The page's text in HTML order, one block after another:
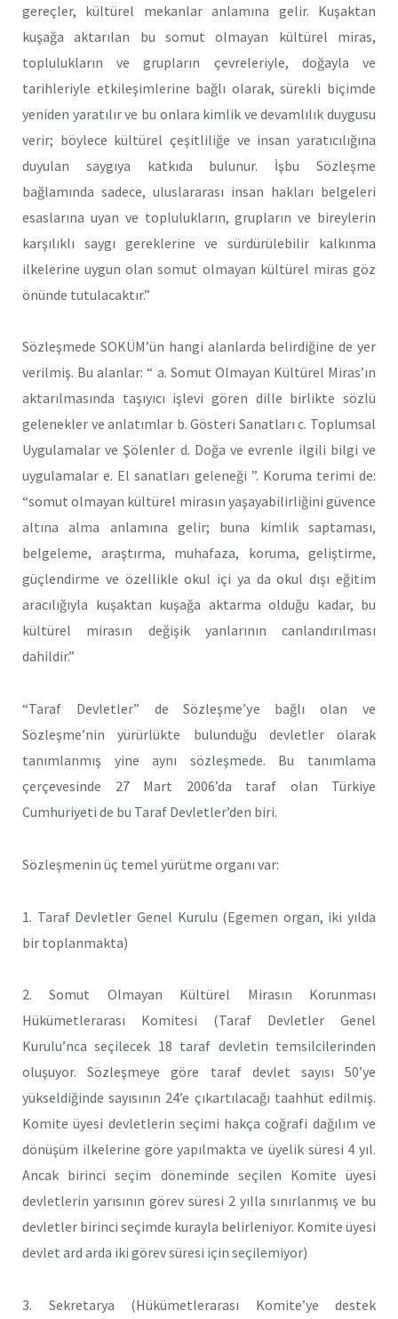
gereçler, kültürel mekanlar anlamına gelir. Kuşaktan
kuşağa aktarılan bu somut olmayan kültürel miras,
toplulukların ve grupların çevreleriyle, doğayla ve
tarihleriyle etkileşimlerine bağlı olarak, sürekli biçimde
yeniden yaratılır ve bu onlara kimlik ve devamlılık duygusu
verir; böylece kültürel çeşitliliğe ve insan yaratıcılığına
duyulan saygıya katkıda bulunur. İşbu Sözleşme
bağlamında sadece, uluslararası insan hakları belgeleri
esaslarına uyan ve toplulukların, grupların ve bireylerin
karşılıklı saygı gereklerine ve sürdürülebilir kalkınma
ilkelerine uygun olan somut olmayan kültürel miras göz
önünde tutulacaktır.”
Sözleşmede SOKÜM’ün hangi alanlarda belirdiğine de yer
verilmiş. Bu alanlar: “ a. Somut Olmayan Kültürel Miras’ın
aktarılmasında taşıyıcı işlevi gören dille birlikte sözlü
gelenekler ve anlatımlar b. Gösteri Sanatları c. Toplumsal
Uygulamalar ve Şölenler d. Doğa ve evrenle ilgili bilgi ve
uygulamalar e. El sanatları geleneği ”. Koruma terimi de:
“somut olmayan kültürel mirasın yaşayabilirliğini güvence
altına alma anlamına gelir; buna kimlik saptaması,
belgeleme, araştırma, muhafaza, koruma, geliştirme,
güçlendirme ve özellikle okul içi ya da okul dışı eğitim
aracılığıyla kuşaktan kuşağa aktarma olduğu kadar, bu
kültürel mirasın değişik yanlarının canlandırılması
dahildir.”
“Taraf Devletler” de Sözleşme’ye bağlı olan ve
Sözleşme’nin yürürlükte bulunduğu devletler olarak
tanımlanmış yine aynı sözleşmede. Bu tanımlama
çerçevesinde 27 Mart 2006’da taraf olan Türkiye
Cumhuriyeti de bu Taraf Devletler’den biri.
Sözleşmenin üç temel yürütme organı var:
1. Taraf Devletler Genel Kurulu (Egemen organ, iki yılda
bir toplanmakta)
2. Somut Olmayan Kültürel Mirasın Korunması
Hükümetlerarası Komitesi (Taraf Devletler Genel
Kurulu’nca seçilecek 18 taraf devletin temsilcilerinden
oluşuyor. Sözleşmeye göre taraf devlet sayısı 50’ye
yükseldiğinde sayısının 24’e çıkartılacağı taahhüt edilmiş.
Komite üyesi devletlerin seçimi hakça coğrafi dağılım ve
dönüşüm ilkelerine göre yapılmakta ve üyelik süresi 4 yıl.
Ancak birinci seçim döneminde seçilen Komite üyesi
devletlerin yarısının görev süresi 2 yılla sınırlanmış ve bu
devletler birinci seçimde kurayla belirleniyor. Komite üyesi
devlet ard arda iki görev süresi için seçilemiyor)
3. Sekretarya (Hükümetlerarası Komite’ye destek